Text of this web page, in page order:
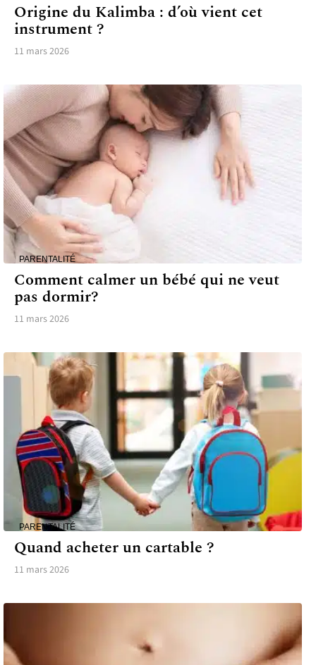
Origine du Kalimba : d’où vient cet
instrument ?
11 mars 2026
PARENTALITÉ
Comment calmer un bébé qui ne veut
pas dormir?
11 mars 2026
PARENTALITÉ
Quand acheter un cartable ?
11 mars 2026